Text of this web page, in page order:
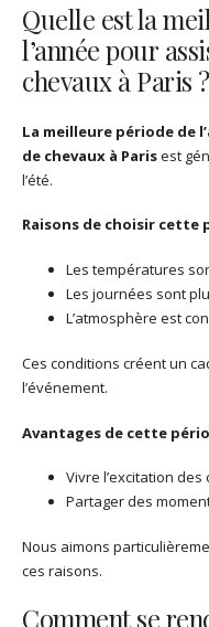
Quelle est la
l’année pour
chevaux à Paris ?
La meilleure période de
de chevaux à Parisest
l’été.
Raisons de choisir cette
Les températures
Les journées sont
L’atmosphère est
Ces conditions créent un
l’événement.
Avantages de cette
Vivre l’excitation des
Partager des
Nous aimons
ces raisons.
Comment se